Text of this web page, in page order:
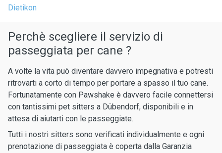
Dietikon
Perchè scegliere il servizio di
passeggiata per cane ?
A volte la vita può diventare davvero impegnativa e potresti
ritrovarti a corto di tempo per portare a spasso il tuo cane.
Fortunatamente con Pawshake è davvero facile connettersi
con tantissimi pet sitters a Dübendorf, disponibili e in
attesa di aiutarti con le passeggiate.
Tutti i nostri sitters sono verificati individualmente e ogni
prenotazione di passeggiata è coperta dalla Garanzia